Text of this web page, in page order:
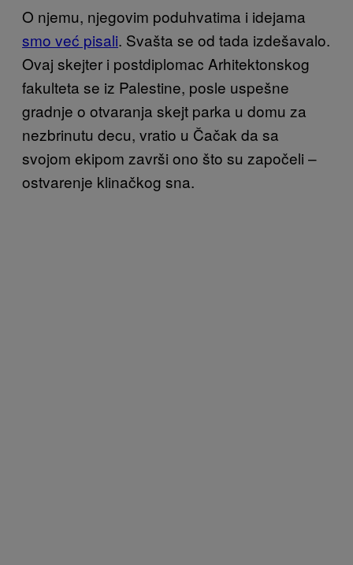
O njemu, njegovim poduhvatima i idejama
smo već pisali. Svašta se od tada izdešavalo.
Ovaj skejter i postdiplomac Arhitektonskog
fakulteta se iz Palestine, posle uspešne
gradnje o otvaranja skejt parka u domu za
nezbrinutu decu, vratio u Čačak da sa
svojom ekipom završi ono što su započeli –
ostvarenje klinačkog sna.